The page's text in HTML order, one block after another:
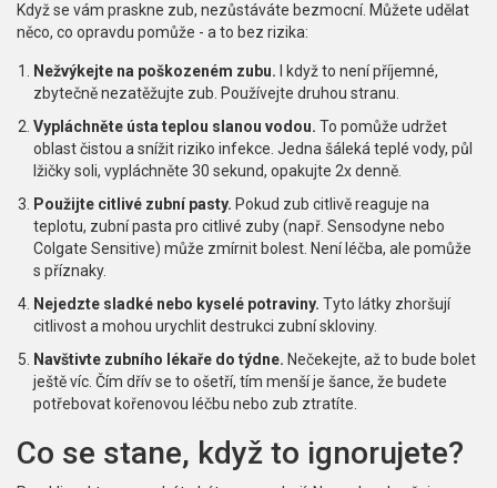
Když se vám praskne zub, nezůstáváte bezmocní. Můžete udělat
něco, co opravdu pomůže - a to bez rizika:
Nežvýkejte na poškozeném zubu. I když to není příjemné,
zbytečně nezatěžujte zub. Používejte druhou stranu.
Vypláchněte ústa teplou slanou vodou. To pomůže udržet
oblast čistou a snížit riziko infekce. Jedna šáleká teplé vody, půl
lžičky soli, vypláchněte 30 sekund, opakujte 2x denně.
Použijte citlivé zubní pasty. Pokud zub citlivě reaguje na
teplotu, zubní pasta pro citlivé zuby (např. Sensodyne nebo
Colgate Sensitive) může zmírnit bolest. Není léčba, ale pomůže
s příznaky.
Nejedzte sladké nebo kyselé potraviny. Tyto látky zhoršují
citlivost a mohou urychlit destrukci zubní skloviny.
Navštivte zubního lékaře do týdne. Nečekejte, až to bude bolet
ještě víc. Čím dřív se to ošetří, tím menší je šance, že budete
potřebovat kořenovou léčbu nebo zub ztratíte.
Co se stane, když to ignorujete?